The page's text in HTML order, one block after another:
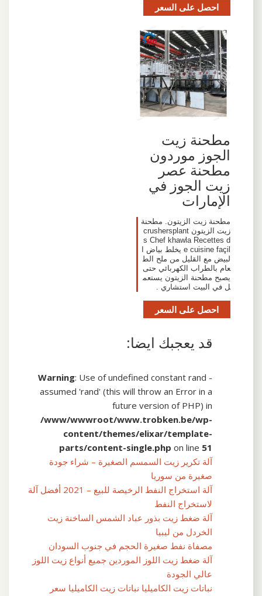
احصل على السعر
مطحنة زيت
الجوز موردون
مطحنة عصر
زيت الجوز في
الإمارات
مطحنة زيت الزيتون. مطحنة
زيت الزيتون crushersplant
s Chef khawla Recettes d
e cuisine façil يخلط بياض ا
لبيض مع القليل من ملح الط
عام بالطراب الكهربائي حتى
يصبح مطحنة الزيتون يستعم
ل في البيت استشاري .
احصل على السعر
قد يعجبك ايضا:
Warning: Use of undefined constant rand -
assumed 'rand' (this will throw an Error in a
future version of PHP) in
/www/wwwroot/www.trobken.be/wp-
content/themes/elixar/template-
parts/content-single.php on line 51
آلة تكرير زيت السمسم الصغيرة – شراء جودة
صغيرة من سوريا
آلة استخراج النفط الرخيصة للبيع – 2021 أفضل آلة
لاستخراج النفط
آلة ضغط زيت بذور عباد الشمس الساخنة زيت
الخردل من ليبيا
مصفاة نفط صغيرة الحجم في جنوب السودان
آلة ضغط زيت اللوز الموردين جميع أنواع زيت اللوز
عالي الجودة
نباتات زيت الكاميليا نباتات زيت الكاميليا سعر